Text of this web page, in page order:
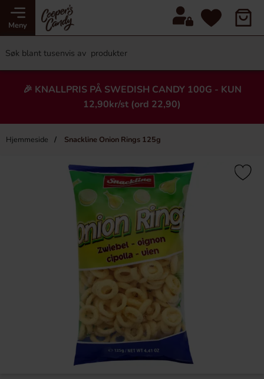
Meny
🎉 KNALLPRIS PÅ SWEDISH CANDY 100G - KUN
12,90kr/st (ord 22,90)
Hjemmeside Snackline Onion Rings 125g
Heading
×